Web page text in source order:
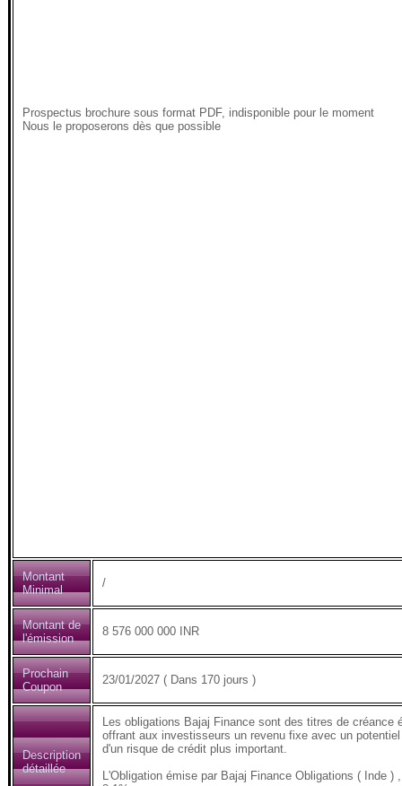
Prospectus brochure sous format PDF, indisponible pour le moment
Nous le proposerons dès que possible
Montant
Minimal
/
Montant de
l'émission
8 576 000 000 INR
Prochain
Coupon
23/01/2027 ( Dans 170 jours )
Description
détaillée
Les obligations Bajaj Finance sont des titres de
offrant aux investisseurs un revenu fixe avec un
d'un risque de crédit plus important.
L'Obligation émise par Bajaj Finance Obligations ( Inde